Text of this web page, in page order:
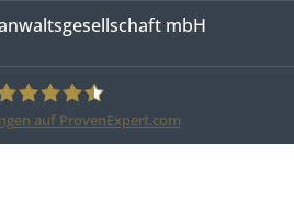
mbH
auf ProvenExpert.com